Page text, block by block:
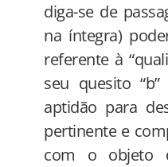
diga-se de
na íntegra)
referente à
seu quesito
aptidão para
pertinente e
com o objeto